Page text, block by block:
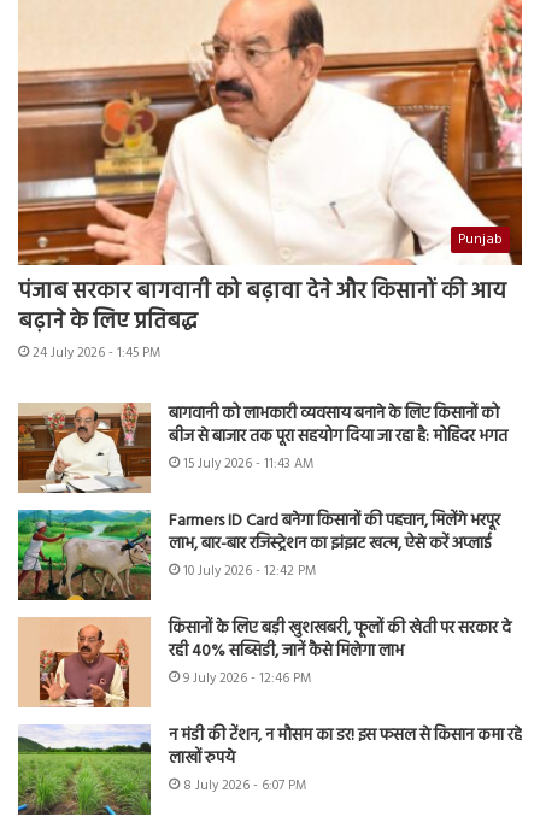
Punjab
पंजाब सरकार बागवानी को बढ़ावा देने और किसानों की आय
बढ़ाने के लिए प्रतिबद्ध
24 July 2026 - 1:45 PM
बागवानी को लाभकारी व्यवसाय बनाने के लिए किसानों को
बीज से बाजार तक पूरा सहयोग दिया जा रहा है: मोहिंदर भगत
15 July 2026 - 11:43 AM
Farmers ID Card बनेगा किसानों की पहचान, मिलेंगे भरपूर
लाभ, बार-बार रजिस्ट्रेशन का झंझट खत्म, ऐसे करें अप्लाई
10 July 2026 - 12:42 PM
किसानों के लिए बड़ी खुशखबरी, फूलों की खेती पर सरकार दे
रही 40% सब्सिडी, जानें कैसे मिलेगा लाभ
9 July 2026 - 12:46 PM
न मंडी की टेंशन, न मौसम का डर! इस फसल से किसान कमा रहे
लाखों रुपये
8 July 2026 - 6:07 PM